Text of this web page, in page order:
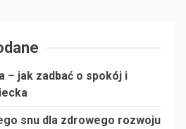
– jak zadbać o spokój i
snu dla zdrowego rozwoju